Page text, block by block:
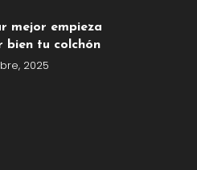
mejor empieza
bien tu colchón
2025